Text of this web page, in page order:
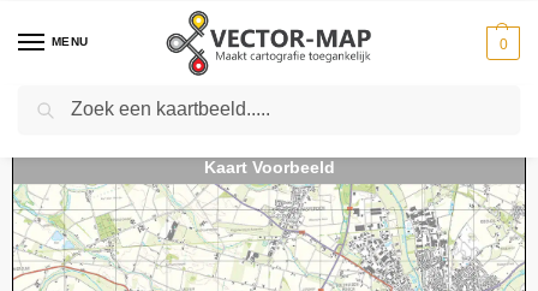
MENU 0
Home Kaarten - Topografische kaarten